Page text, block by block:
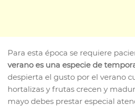
Para esta época se requiere
verano es una especie de
despierta el gusto por el verano
hortalizas y frutas crecen y
mayo debes prestar especial